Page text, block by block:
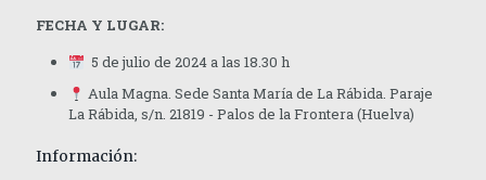
FECHA Y LUGAR:
5 de julio de 2024 a las 18.30 h
Aula Magna. Sede Santa María de La Rábida. Paraje
La Rábida, s/n. 21819 - Palos de la Frontera (Huelva)
Información: